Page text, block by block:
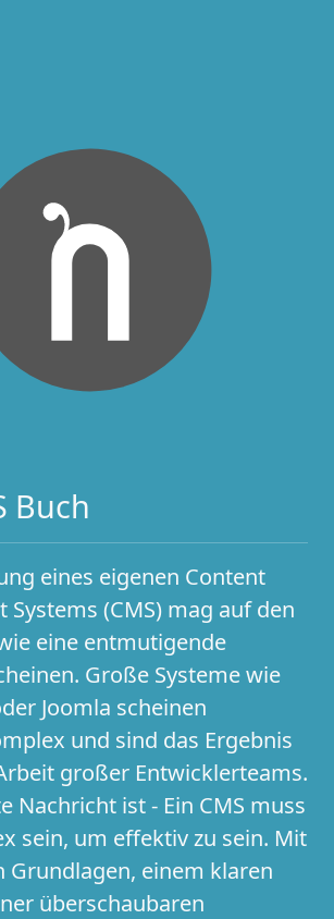
Buch
eines eigenen Content
Systems (CMS) mag auf den
eine entmutigende
Große Systeme wie
Joomla scheinen
und sind das Ergebnis
großer Entwicklerteams.
Nachricht ist - Ein CMS muss
sein, um effektiv zu sein. Mit
Grundlagen, einem klaren
überschaubaren